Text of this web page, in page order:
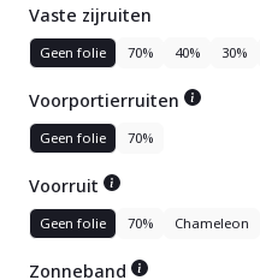
Vaste zijruiten
Geen folie 70% 40% 30%
Voorportierruiten
Geen folie 70%
Voorruit
Geen folie 70% Chameleon
Zonneband